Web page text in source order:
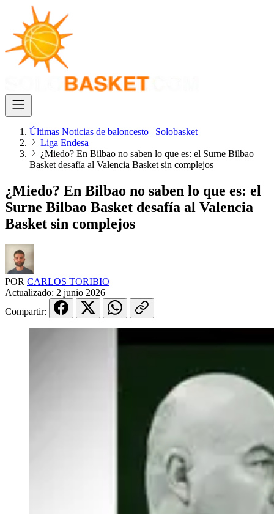
Últimas Noticias de baloncesto | Solobasket
Liga Endesa
¿Miedo? En Bilbao no saben lo que es: el Surne Bilbao
Basket desafía al Valencia Basket sin complejos
¿Miedo? En Bilbao no saben lo que es: el
Surne Bilbao Basket desafía al Valencia
Basket sin complejos
POR CARLOS TORIBIO
Actualizado: 2 junio 2026
Compartir: